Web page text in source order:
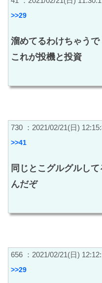
>>29
溜めてるわけちゃうで
これが投機と投資
730 ：2021/02/21(日)
>>41
同じとこグルグルし
んだぞ
656 ：2021/02/21(日)
>>29